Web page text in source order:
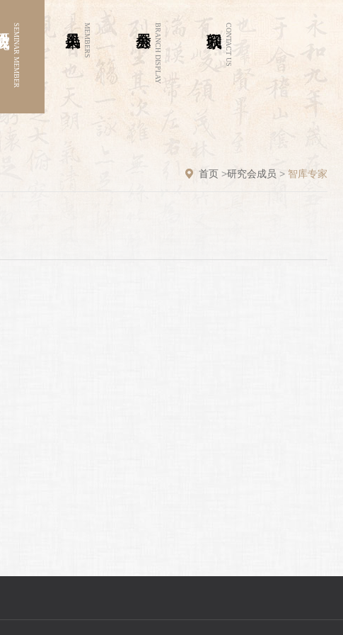
SEMINAR MEMBER MEMBERS BRANCH DISPLAY CONTACT US
首页 >研究会成员 > 智库专家